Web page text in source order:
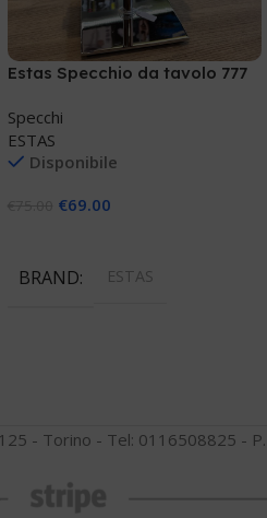
Estas Specchio da tavolo 777
Specchi
ESTAS
Disponibile
€69.00
BRAND ESTAS
- Torino - Tel: 0116508825 -